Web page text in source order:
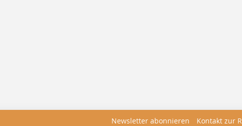
Newsletter abonnieren Kontakt zur